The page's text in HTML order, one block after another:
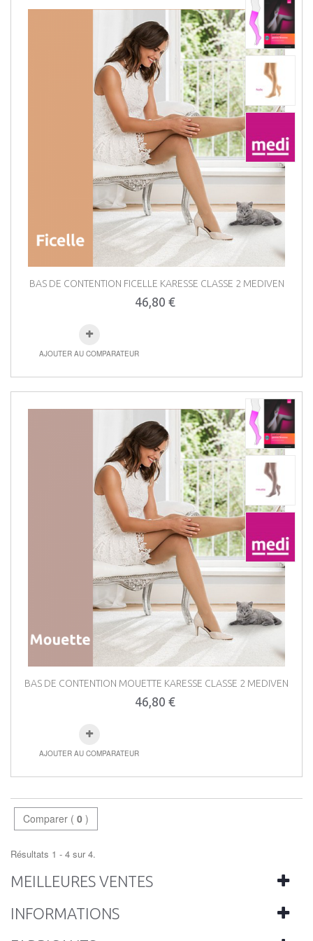
BAS DE CONTENTION FICELLE KARESSE CLASSE 2 MEDIVEN
46,80 €
AJOUTER AU COMPARATEUR
BAS DE CONTENTION MOUETTE KARESSE CLASSE 2 MEDIVEN
46,80 €
AJOUTER AU COMPARATEUR
Comparer ( 0 )
Résultats 1 - 4 sur 4.
MEILLEURES VENTES
INFORMATIONS